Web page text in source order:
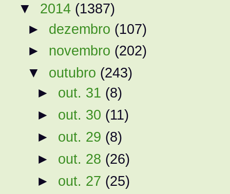
▼ 2014 (1387)
► dezembro (107)
► novembro (202)
▼ outubro (243)
► out. 31 (8)
► out. 30 (11)
► out. 29 (8)
► out. 28 (26)
► out. 27 (25)